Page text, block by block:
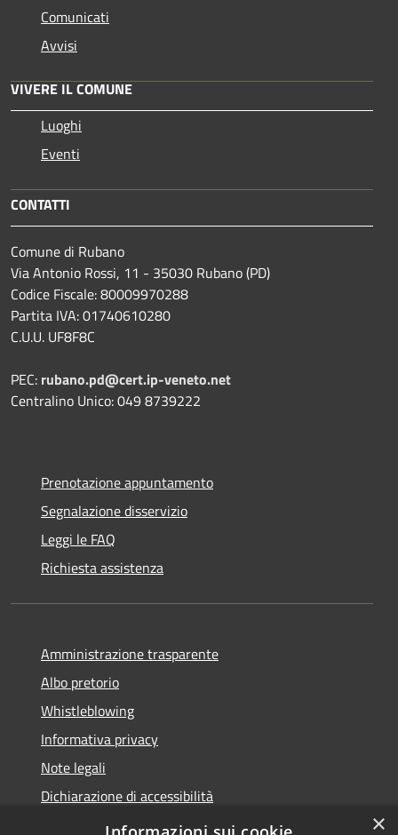
Comunicati
Avvisi
VIVERE IL COMUNE
Luoghi
Eventi
CONTATTI
Comune di Rubano
Via Antonio Rossi, 11 - 35030 Rubano (PD)
Codice Fiscale: 80009970288
Partita IVA: 01740610280
C.U.U. UF8F8C
PEC: rubano.pd@cert.ip-veneto.net
Centralino Unico: 049 8739222
Prenotazione appuntamento
Segnalazione disservizio
Leggi le FAQ
Richiesta assistenza
Amministrazione trasparente
Albo pretorio
Whistleblowing
Informativa privacy
Note legali
Dichiarazione di accessibilità
Obiettivi di accessibilità 2026
×